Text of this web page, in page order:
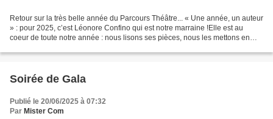
Retour sur la très belle année du Parcours Théâtre... « Une année, un auteur
» : pour 2025, c’est Léonore Confino qui est notre marraine !Elle est au
coeur de toute notre année : nous lisons ses pièces, nous les mettons en
Soirée de Gala
Publié le 20/06/2025 à 07:32
Par Mister Com